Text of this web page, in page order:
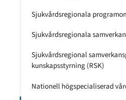
Sjukvårdsregionala
Sjukvårdsregionala
Sjukvårdsregional
kunskapsstyrning (RSK)
Nationell högspecialiserad